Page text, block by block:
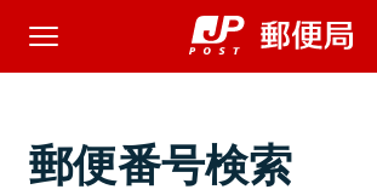
郵便番号検索